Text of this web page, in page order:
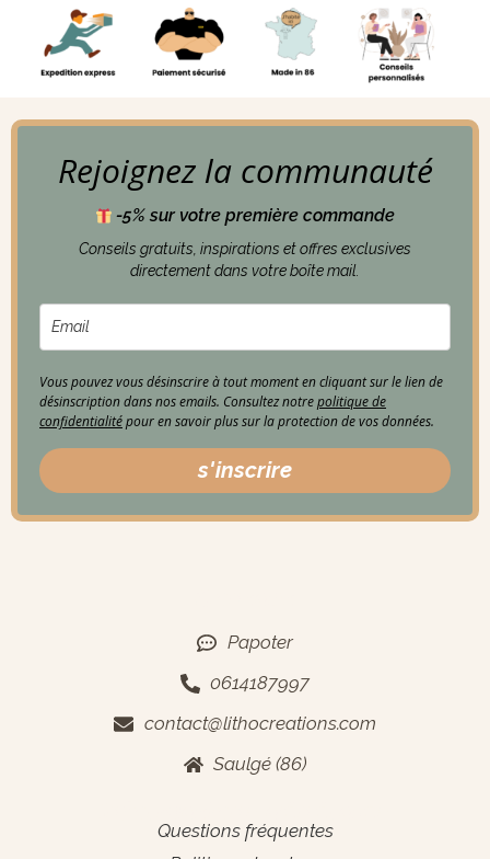
Rejoignez la communauté
-5% sur votre première commande
Conseils gratuits, inspirations et offres exclusives
directement dans votre boîte mail.
Vous pouvez vous désinscrire à tout moment en cliquant sur le lien de
désinscription dans nos emails. Consultez notrepolitique de
confidentialitépour en savoir plus sur la protection de vos données.
s'inscrire
Papoter
0614187997
contact@lithocreations.com
Saulgé (86)
Questions fréquentes